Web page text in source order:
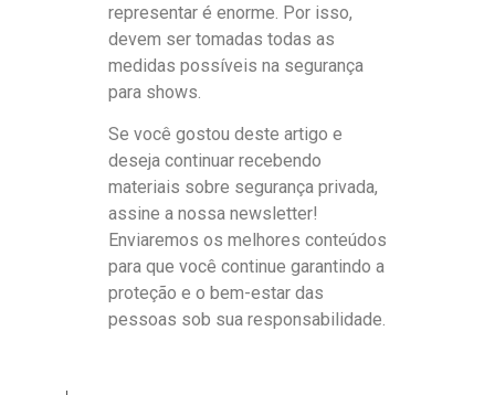
representar é enorme. Por isso,
devem ser tomadas todas as
medidas possíveis na segurança
para shows.
Se você gostou deste artigo e
deseja continuar recebendo
materiais sobre segurança privada,
assine a nossa newsletter!
Enviaremos os melhores conteúdos
para que você continue garantindo a
proteção e o bem-estar das
pessoas sob sua responsabilidade.